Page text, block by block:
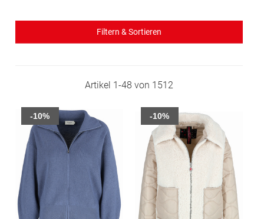
Filtern & Sortieren
Artikel 1-48 von 1512
-10% -10%